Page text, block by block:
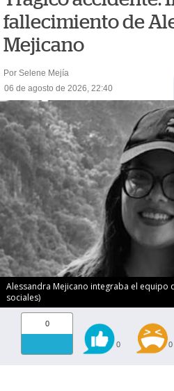
fallecimiento de
Mejicano
Por Selene Mejía
06 de agosto de 2026, 22:40
Alessandra Mejicano integraba el equipo
sociales)
0
0 0